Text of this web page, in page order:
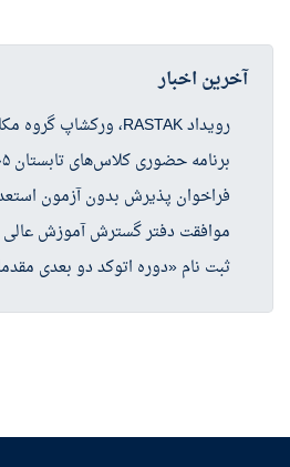
آخرین اخبار
رویداد RASTAK، ورکشاپ گروه مکانیک، کنترل کیفیت
برنامه حضوری کلاس‌های تابستان ۱۴۰۵-۱۴۰۴
ثبت نام «دوره اتوکد دو بعدی